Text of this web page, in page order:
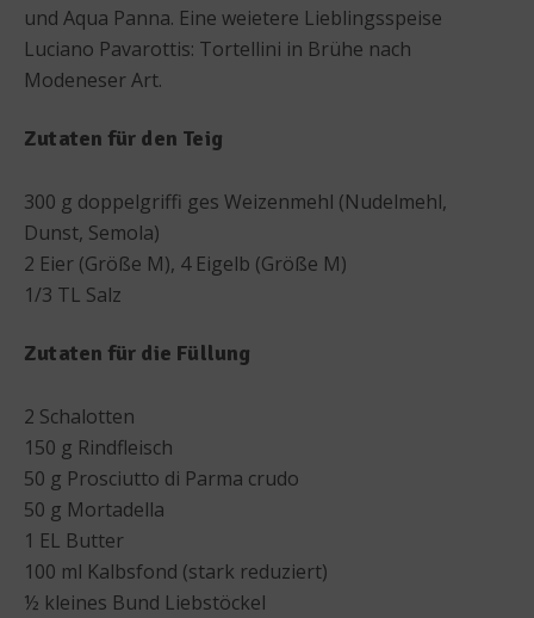
und Aqua Panna. Eine weietere Lieblingsspeise
Luciano Pavarottis: Tortellini in Brühe nach
Modeneser Art.
Zutaten für den Teig
300 g doppelgriffi ges Weizenmehl (Nudelmehl,
Dunst, Semola)
2 Eier (Größe M), 4 Eigelb (Größe M)
1/3 TL Salz
Zutaten für die Füllung
2 Schalotten
150 g Rindfleisch
50 g Prosciutto di Parma crudo
50 g Mortadella
1 EL Butter
100 ml Kalbsfond (stark reduziert)
½ kleines Bund Liebstöckel